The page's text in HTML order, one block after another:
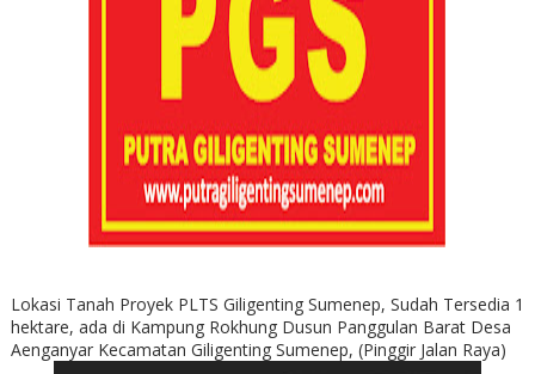
Lokasi Tanah Proyek PLTS Giligenting Sumenep, Sudah Tersedia 1
hektare, ada di Kampung Rokhung Dusun Panggulan Barat Desa
Aenganyar Kecamatan Giligenting Sumenep, (Pinggir Jalan Raya)